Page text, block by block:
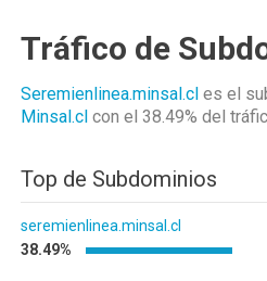
Tráfico de
Seremienlinea.minsal.cl es el
Minsal.cl con el 38.49% del
Top de Subdominios
seremienlinea.minsal.cl
38.49%